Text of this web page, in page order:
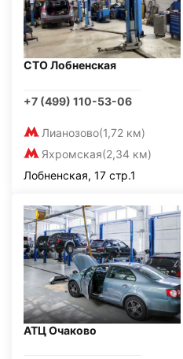
СТО Лобненская
+7 (499) 110-53-06
Лианозово(1,72 км)
Яхромская(2,34 км)
Лобненская, 17 стр.1
АТЦ Очаково